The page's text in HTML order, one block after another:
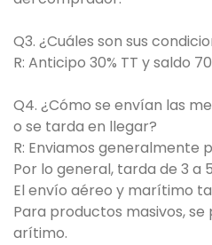
Q3. ¿Cuáles son sus
R: Anticipo 30% TT y saldo
Q4. ¿Cómo se envían las
o se tarda en llegar?
R: Enviamos generalmente
Por lo general, tarda de 3 a
El envío aéreo y marítimo
Para productos masivos,
arítimo.